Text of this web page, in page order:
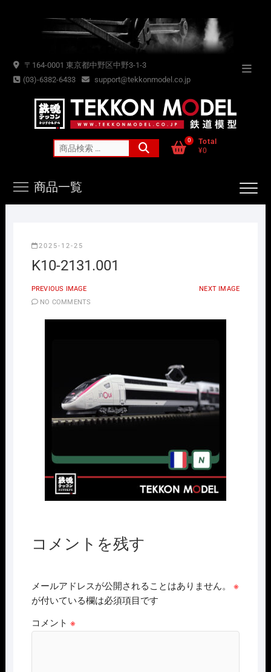
〒164-0001 東京都中野区中野3-1-3
(03)-6382-6433
support@tekkonmodel.co.jp
索
0
Total
¥0
商品一覧
2025-12-25
K10-2131.001
PREVIOUS IMAGE
NEXT IMAGE
NO COMMENTS
コメントを残す
メールアドレスが公開されることはありません。
※
が付いている欄は必須項目です
コメント ※